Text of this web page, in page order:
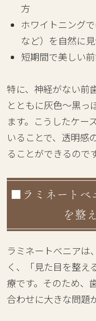
方
ホワイトニング
など）を自然に
短期間で美しい
特に、神経がない前
とともに灰色〜黒っ
ます。こうしたケー
いることで、透明感
ることができるのです
■ラミネートベ
を整
ラミネートべニアは
く、「見た目を整え
療です。そのため、
合わせに大きな問題